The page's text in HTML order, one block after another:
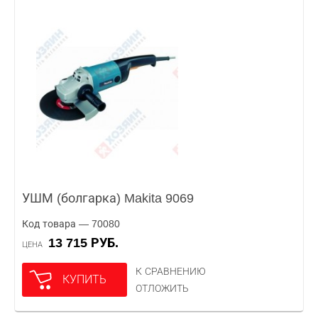
УШМ (болгарка) Makita 9069
Код товара — 70080
ЦЕНА 13 715 РУБ.
КУПИТЬ
К СРАВНЕНИЮ
ОТЛОЖИТЬ